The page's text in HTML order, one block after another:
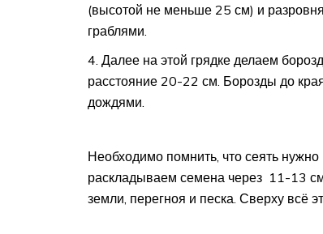
(высотой не меньше 25 см) и
граблями.
Далее на этой грядке делаем
расстояние 20-22 см. Борозды до
дождями.
Необходимо помнить, что сеять
раскладываем семена через 11-13
земли, перегноя и песка. Сверху всё